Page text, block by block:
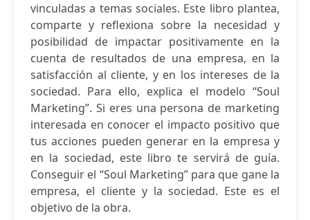
vinculadas a temas sociales. Este libro plantea,
comparte y reflexiona sobre la necesidad y
posibilidad de impactar positivamente en la
cuenta de resultados de una empresa, en la
satisfacción al cliente, y en los intereses de la
sociedad. Para ello, explica el modelo “Soul
Marketing”. Si eres una persona de marketing
interesada en conocer el impacto positivo que
tus acciones pueden generar en la empresa y
en la sociedad, este libro te servirá de guía.
Conseguir el “Soul Marketing” para que gane la
empresa, el cliente y la sociedad. Este es el
objetivo de la obra.